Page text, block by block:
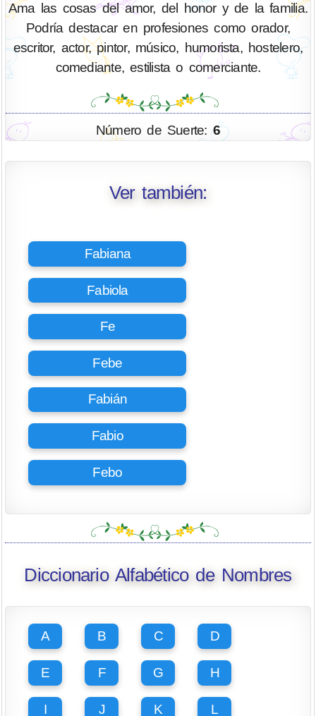
Ama las cosas del amor, del honor y de la familia.
Podría destacar en profesiones como orador,
escritor, actor, pintor, músico, humorista, hostelero,
comediante, estilista o comerciante.
Número de Suerte:6
Ver también:
Fabiana
Fabiola
Fe
Febe
Fabián
Fabio
Febo
Diccionario Alfabético de Nombres
A B C D
E F G H
I J K L